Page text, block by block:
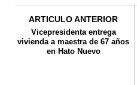
ARTICULO ANTERIOR
Vicepresidenta entrega
vivienda a maestra de 67 años
en Hato Nuevo